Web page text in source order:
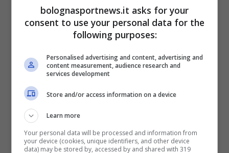
sanitario è Diego Rizzo. Prende il posto di
Giampaolo Amato.
"Il dottor Rizzo – si legge nel comunicato
virtussino – vanta una lunga carriera
professionale nel mondo dello sport, che lo
ha visto ricoprire nel 2009 il ruolo di Medico
Sociale del settore giovanile del Bologna
F.C.1909. Dal 2011 al 2014 ha fatto parte dello
Staff Medico della Coveme VIP Volley San
bolognasportnews.it asks for your
consent to use your personal data for the
following purposes:
Personalised advertising and content, advertising and
content measurement, audience research and
services development
Store and/or access information on a device
Learn more
Your personal data will be processed and information from
your device (cookies, unique identifiers, and other device
data) may be stored by, accessed by and shared with 319